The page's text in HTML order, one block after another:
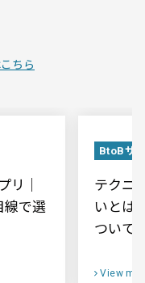
ちら
リ｜
線で選
BtoBサ
テクニ
いとは
ついて
View